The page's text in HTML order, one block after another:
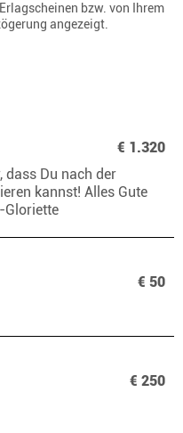
bzw. von Ihrem
angezeigt.
€ 1.320
dass Du nach der
kannst! Alles Gute
Gloriette
€ 50
€ 250